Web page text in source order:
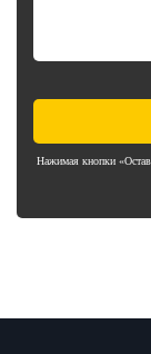
Нажимая кнопки